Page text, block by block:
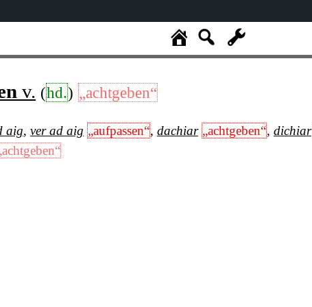
v. (hd.) „achtgeben“
aig, ver ad aig „aufpassen“, dachiar „achtgeben“, dichiar